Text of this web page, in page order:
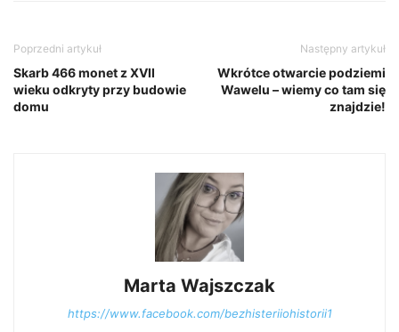
Poprzedni artykuł
Skarb 466 monet z XVII
wieku odkryty przy budowie
domu
Następny artykuł
Wkrótce otwarcie podziemi
Wawelu – wiemy co tam się
znajdzie!
Marta Wajszczak
https://www.facebook.com/bezhisteriiohistorii1